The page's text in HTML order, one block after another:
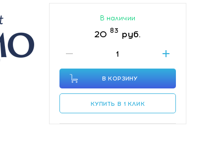
В наличии
20 83 руб.
В КОРЗИНУ
КУПИТЬ В 1 КЛИК